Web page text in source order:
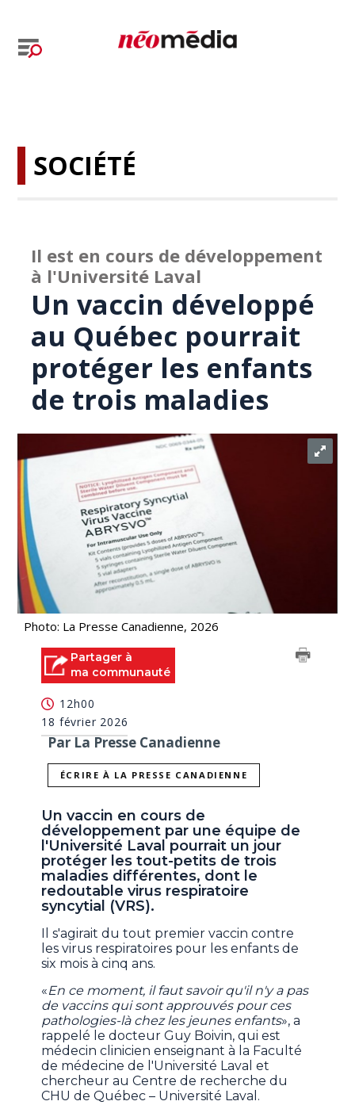
SOCIÉTÉ
Il est en cours de développement
à l'Université Laval
Un vaccin développé
au Québec pourrait
protéger les enfants
de trois maladies
Photo: La Presse Canadienne, 2026
Partager à
ma communauté
12h00
18 février 2026
Par La Presse Canadienne
ÉCRIRE À LA PRESSE CANADIENNE
Un vaccin en cours de
développement par une équipe de
l'Université Laval pourrait un jour
protéger les tout-petits de trois
maladies différentes, dont le
redoutable virus respiratoire
syncytial (VRS).
Il s'agirait du tout premier vaccin contre
les virus respiratoires pour les enfants de
six mois à cinq ans.
«En ce moment, il faut savoir qu'il n'y a pas
de vaccins qui sont approuvés pour ces
pathologies-là chez les jeunes enfants», a
rappelé le docteur Guy Boivin, qui est
médecin clinicien enseignant à la Faculté
de médecine de l'Université Laval et
chercheur au Centre de recherche du
CHU de Québec – Université Laval.